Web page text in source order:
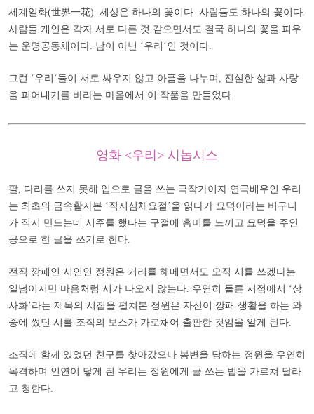
세계일화(世界一花). 세상은 하나의 꽃이다. 사람들도 하나의 꽃이다.
사람들 개인은 각자 서로 다른 것 같으면서도 결국 하나의 꽃을 피우
는 운명공동체이다. 남이 아닌 ‘우리 ‘인 것이다.
그런 ‘우리 ‘들이 서로 싸우지 않고 아픔을 나누며, 진실한 삶과 사랑
을 피어내기를 바라는 마음에서 이 작품을 만들었다.
영화 <우리> 시놉시스
팔, 다리를 쓰지 못해 입으로 글을 쓰는 극작가이자 연극배우인 우리
는 최초의 금속활자본 ‘직지심체요절 ’을 읽다가 묘덕이라는 비구니
가 직지 만드는데 시주를 했다는 구절에 흥미를 느끼고 묘덕을 주인
공으로 한 글을 쓰기로 한다.
전직 깡패인 시인인 정원은 거리를 헤메면서도 오직 시를 쓰겠다는
일념이지만 마음처럼 시가 나오지 않는다. 우연히 들른 서점에서 ‘상
사화’라는 제목의 시집을 펼쳐본 정원은 자신이 깡패 생활을 하는 와
중에 썼던 시를 조직의 보스가 가로채어 출판한 것임을 알게 된다.
조직에 함께 있었던 친구를 찾아갔으나 봉변을 당하는 정원을 우연히
목격하며 인연이 닿게 된 우리는 정원에게 글 쓰는 법을 가르쳐 달라
고 청한다.